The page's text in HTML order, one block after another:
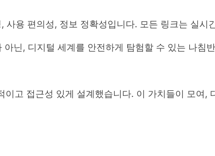
사용 편의성, 정보 정확성입니다. 모든 링크는 실시
닌, 디지털 세계를 안전하게 탐험할 수 있는 나침
이고 접근성 있게 설계했습니다. 이 가치들이 모여,